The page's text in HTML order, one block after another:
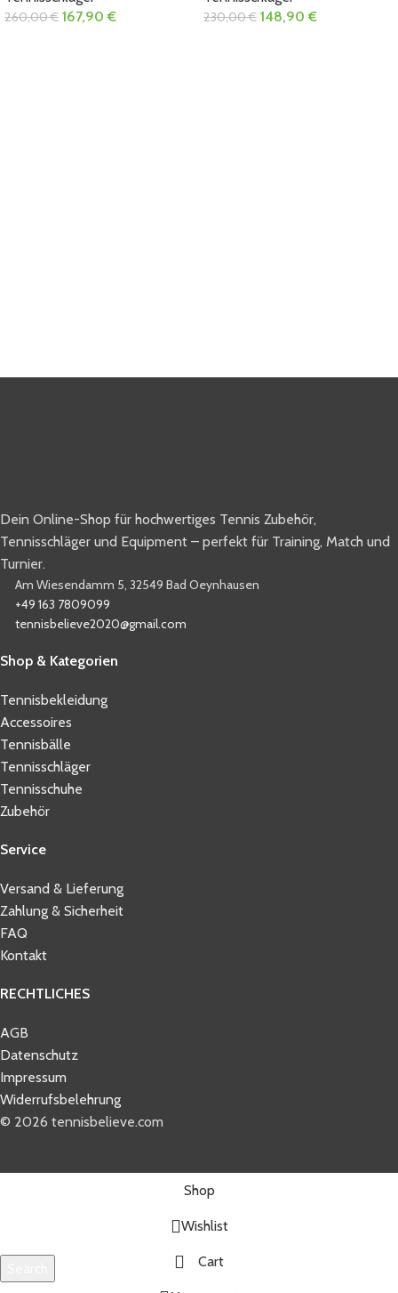
260,00€ 167,90€ 230,00€ 148,90€
Dein Online-Shop für hochwertiges Tennis Zubehör,
Tennisschläger und Equipment – perfekt für Training, Match und
Turnier.
Am Wiesendamm 5, 32549 Bad Oeynhausen
+49 163 7809099
tennisbelieve2020@gmail.com
Shop & Kategorien
Tennisbekleidung
Accessoires
Tennisbälle
Tennisschläger
Tennisschuhe
Zubehör
Service
Versand & Lieferung
Zahlung & Sicherheit
FAQ
Kontakt
RECHTLICHES
AGB
Datenschutz
Impressum
Widerrufsbelehrung
© 2026 tennisbelieve.com
Shop
Wishlist
Cart